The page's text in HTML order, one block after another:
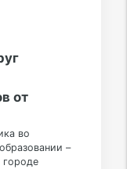
от
во
–
городе